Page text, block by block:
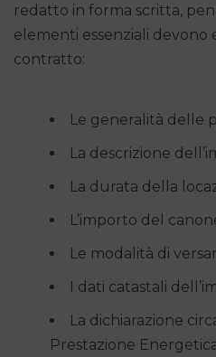
redatto in forma scritta,
elementi essenziali devono
contratto:
Le generalità delle
La descrizione
La durata della
L’importo del
Le modalità di
I dati catastali
La dichiarazione
Prestazione